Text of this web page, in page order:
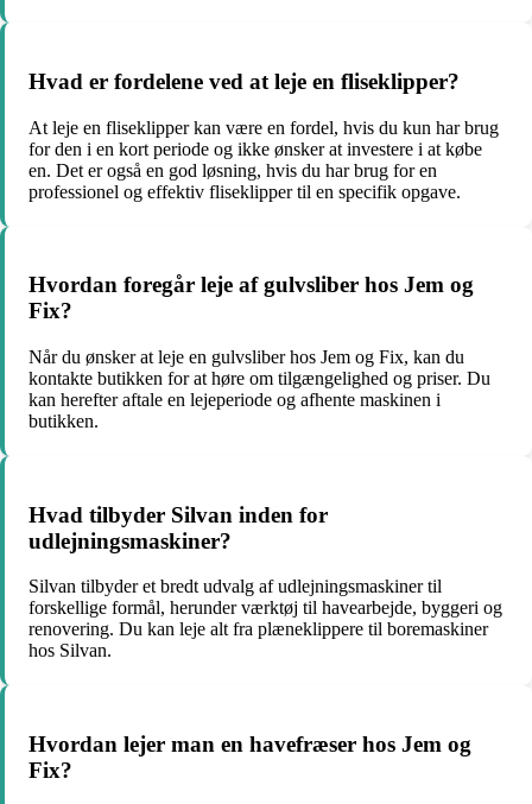
Hvad er fordelene ved at leje en fliseklipper?
At leje en fliseklipper kan være en fordel, hvis du kun har brug
for den i en kort periode og ikke ønsker at investere i at købe
en. Det er også en god løsning, hvis du har brug for en
professionel og effektiv fliseklipper til en specifik opgave.
Hvordan foregår leje af gulvsliber hos Jem og
Fix?
Når du ønsker at leje en gulvsliber hos Jem og Fix, kan du
kontakte butikken for at høre om tilgængelighed og priser. Du
kan herefter aftale en lejeperiode og afhente maskinen i
butikken.
Hvad tilbyder Silvan inden for
udlejningsmaskiner?
Silvan tilbyder et bredt udvalg af udlejningsmaskiner til
forskellige formål, herunder værktøj til havearbejde, byggeri og
renovering. Du kan leje alt fra plæneklippere til boremaskiner
hos Silvan.
Hvordan lejer man en havefræser hos Jem og
Fix?